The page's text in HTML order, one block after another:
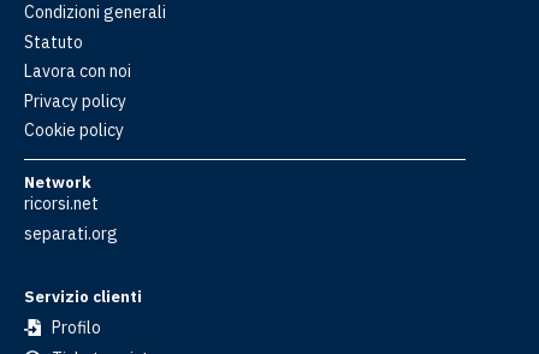
Condizioni generali
Statuto
Lavora con noi
Privacy policy
Cookie policy
Network
ricorsi.net
separati.org
Servizio clienti
Profilo